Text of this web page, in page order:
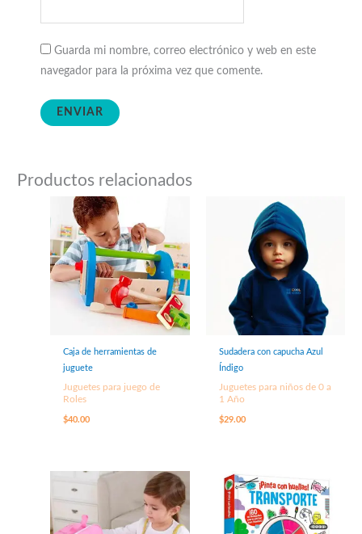
Guarda mi nombre, correo electrónico y web en este
navegador para la próxima vez que comente.
Productos relacionados
Caja de herramientas de
juguete
Juguetes para juego de
Roles
$40.00
Sudadera con capucha Azul
Índigo
Juguetes para niños de 0 a
1 Año
$29.00